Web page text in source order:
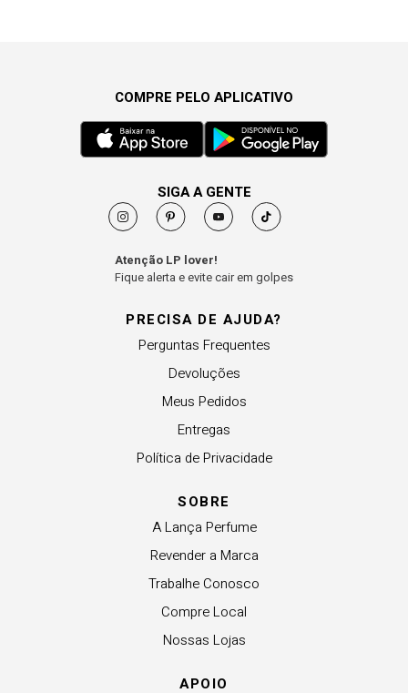
PRECISA DE AJUDA?
Perguntas Frequentes
Devoluções
Meus Pedidos
Entregas
Política de Privacidade
SOBRE
A Lança Perfume
Revender a Marca
Trabalhe Conosco
Compre Local
Nossas Lojas
APOIO
COMPRE PELO APLICATIVO
SIGA A GENTE
Atenção LP lover!
Fique alerta e evite cair em golpes